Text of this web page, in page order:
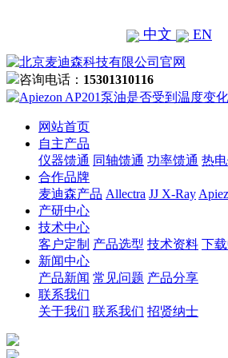
中文 EN
咨询电话： 15301310116
网站首页
自主产品
仪器馈通 同轴馈通 功率馈通 热
合作品牌
麦迪森产品 Allectra JJ X-Ray
产研中心
技术中心
客户定制 产品选型 技术资料 下
新闻中心
产品新闻 常见问题 产品分享
联系我们
关于我们 联系我们 招贤纳士